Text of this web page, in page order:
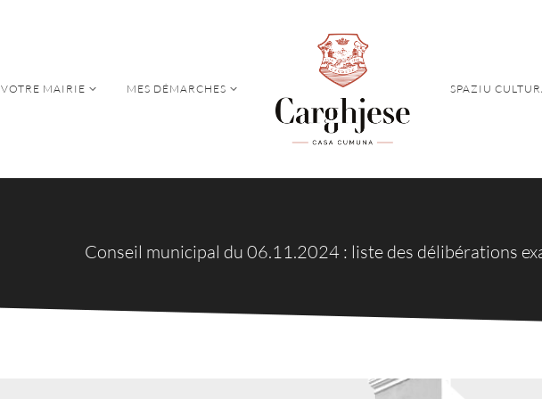
VOTRE MAIRIE MES DÉMARCHES SPAZIU
Conseil municipal du 06.11.2024 : liste des délibérations